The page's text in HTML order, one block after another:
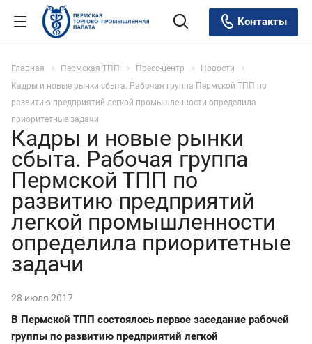
Контакты
Главная Пермская ТПП Пресс-центр
Новости
Кадры и новые рынки сбыта. Рабочая группа Пермской ТПП по
развитию предприятий легкой промышленности определила
приоритетные задачи
Кадры и новые рынки
сбыта. Рабочая группа
Пермской ТПП по
развитию предприятий
легкой промышленности
определила приоритетные
задачи
28 июля 2017
В Пермской ТПП состоялось первое заседание рабочей
группы по развитию предприятий легкой